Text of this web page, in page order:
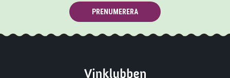
PRENUMERERA